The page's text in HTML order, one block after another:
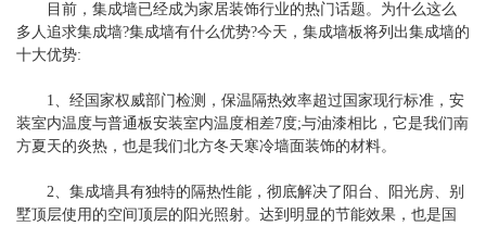
目前，集成墙已经成为家居装饰行业的热门话题。为什么这么
多人追求集成墙?集成墙有什么优势?今天，集成墙板将列出集成墙的
十大优势:
1、经国家权威部门检测，保温隔热效率超过国家现行标准，安
装室内温度与普通板安装室内温度相差7度;与油漆相比，它是我们南
方夏天的炎热，也是我们北方冬天寒冷墙面装饰的材料。
2、集成墙具有独特的隔热性能，彻底解决了阳台、阳光房、别
墅顶层使用的空间顶层的阳光照射。达到明显的节能效果，也是国